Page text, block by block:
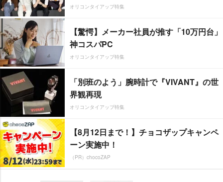
オリコンタイアップ特集
【驚愕】メーカー社員が推す「10万円台」
神コスパPC
オリコンタイアップ特集
「別班のよう」腕時計で『VIVANT』の世
界観再現
オリコンタイアップ特集
【8月12日まで！】チョコザップキャンペ
ーン実施中！
（PR）chocoZAP